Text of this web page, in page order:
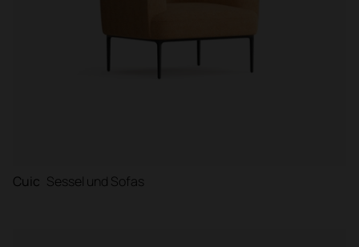
Cuic Sessel und Sofas